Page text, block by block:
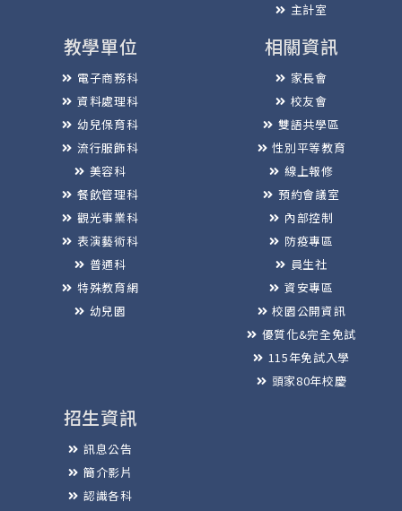
主計室
教學單位
電子商務科
資料處理科
幼兒保育科
流行服飾科
美容科
餐飲管理科
觀光事業科
表演藝術科
普通科
特殊教育網
幼兒園
相關資訊
家長會
校友會
雙語共學區
性別平等教育
線上報修
預約會議室
內部控制
防疫專區
員生社
資安專區
校園公開資訊
優質化&完全免試
115年免試入學
頭家80年校慶
招生資訊
訊息公告
簡介影片
認識各科